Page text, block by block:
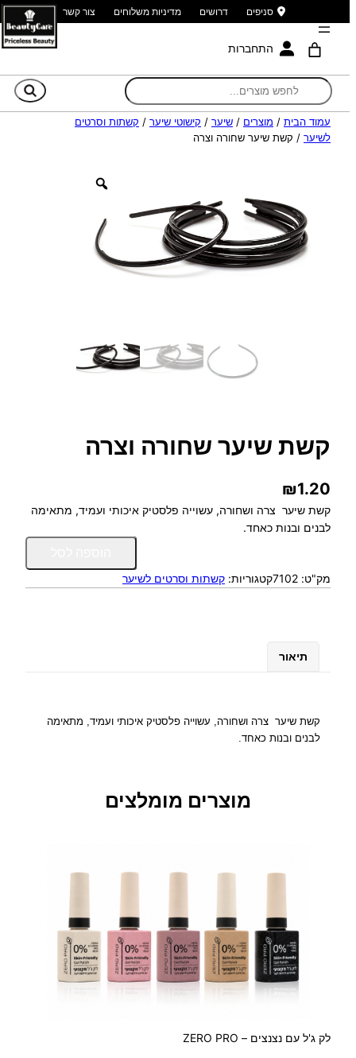
סניפים דרושים מדיניות משלוחים צור קשר
התחברות
עמוד הבית / מוצרים / שיער / קישוטי שיער / קשתות וסרטים
לשיער / קשת שיער שחורה וצרה
קשת שיער שחורה וצרה
₪1.20
קשת שיער צרה ושחורה, עשוייה פלסטיק איכותי ועמיד, מתאימה
לבנים ובנות כאחד.
כ
ו
י
ח
ו
צ
מק"ט: 7102קטגוריות: קשתות וסרטים לשיער
תיאור
קשת שיער צרה ושחורה, עשוייה פלסטיק איכותי ועמיד, מתאימה
לבנים ובנות כאחד.
מוצרים מומלצים
לק ג'ל עם נצנצים – ZERO PRO